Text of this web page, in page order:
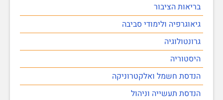
בריאות הציבור
גיאוגרפיה ולימודי סביבה
גרונטולוגיה
היסטוריה
הנדסת חשמל ואלקטרוניקה
הנדסת תעשייה וניהול